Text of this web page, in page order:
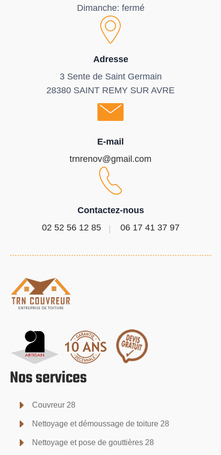
Dimanche: fermé
Adresse
3 Sente de Saint Germain
28380 SAINT REMY SUR AVRE
E-mail
trnrenov@gmail.com
Contactez-nous
02 52 56 12 85
06 17 41 37 97
Nos services
Couvreur 28
Nettoyage et démoussage de toiture 28
Nettoyage et pose de gouttières 28